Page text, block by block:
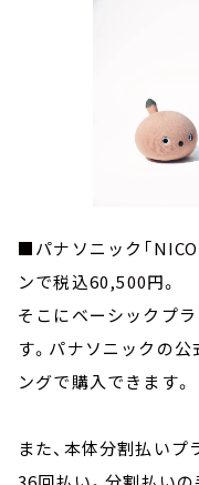
■パナソニック「
ンで税込60,500円。
そこにベーシックプ
す。パナソニックの公
ングで購入できます。
また、本体分割払いプ